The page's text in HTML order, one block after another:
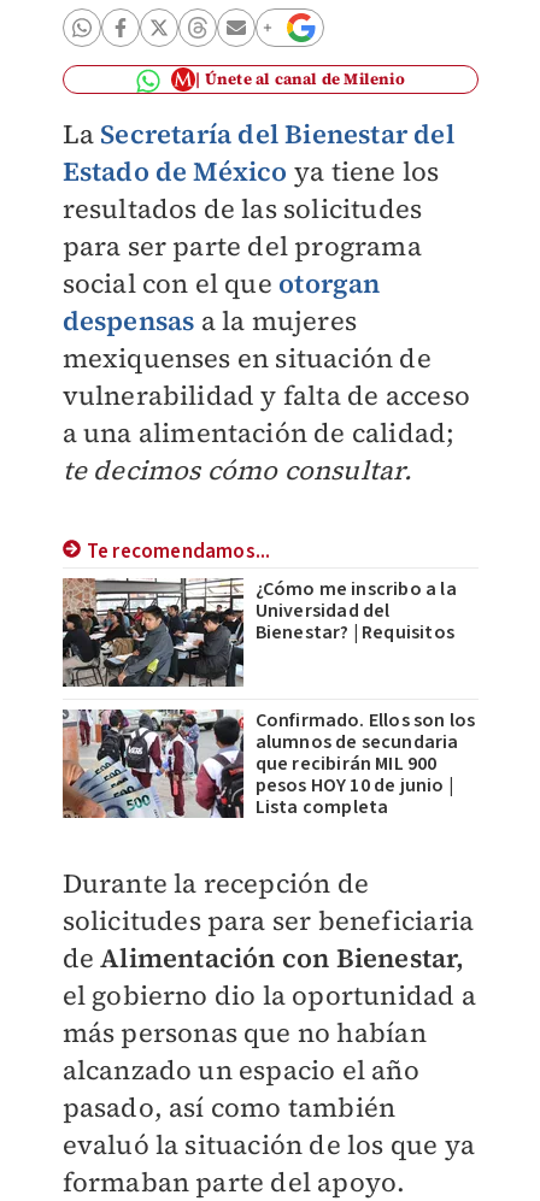
Únete al canal de Milenio
La Secretaría del Bienestar del
Estado de México ya tiene los
resultados de las solicitudes
para ser parte del programa
social con el que otorgan
despensas a la mujeres
mexiquenses en situación de
vulnerabilidad y falta de acceso
a una alimentación de calidad;
te decimos cómo consultar.
Te recomendamos...
¿Cómo me inscribo a la
Universidad del
Bienestar? | Requisitos
Confirmado. Ellos son los
alumnos de secundaria
que recibirán MIL 900
pesos HOY 10 de junio |
Lista completa
Durante la recepción de
solicitudes para ser beneficiaria
deAlimentación con Bienestar,
el gobierno dio la oportunidad a
más personas que no habían
alcanzado un espacio el año
pasado, así como también
evaluó la situación de los que ya
formaban parte del apoyo.